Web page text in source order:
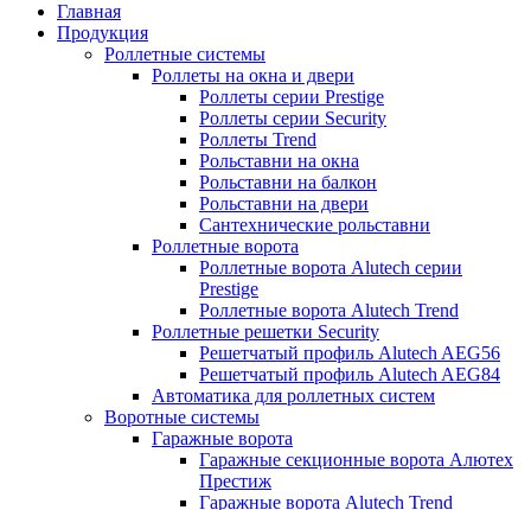
Главная
Продукция
Роллетные системы
Роллеты на окна и двери
Роллеты серии Prestige
Роллеты серии Security
Роллеты Trend
Рольставни на окна
Рольставни на балкон
Рольставни на двери
Сантехнические рольставни
Роллетные ворота
Роллетные ворота Alutech серии
Prestige
Роллетные ворота Alutech Trend
Роллетные решетки Security
Решетчатый профиль Alutech AEG56
Решетчатый профиль Alutech AEG84
Автоматика для роллетных систем
Воротные системы
Гаражные ворота
Гаражные секционные ворота Алютех
Престиж
Гаражные ворота Alutech Trend